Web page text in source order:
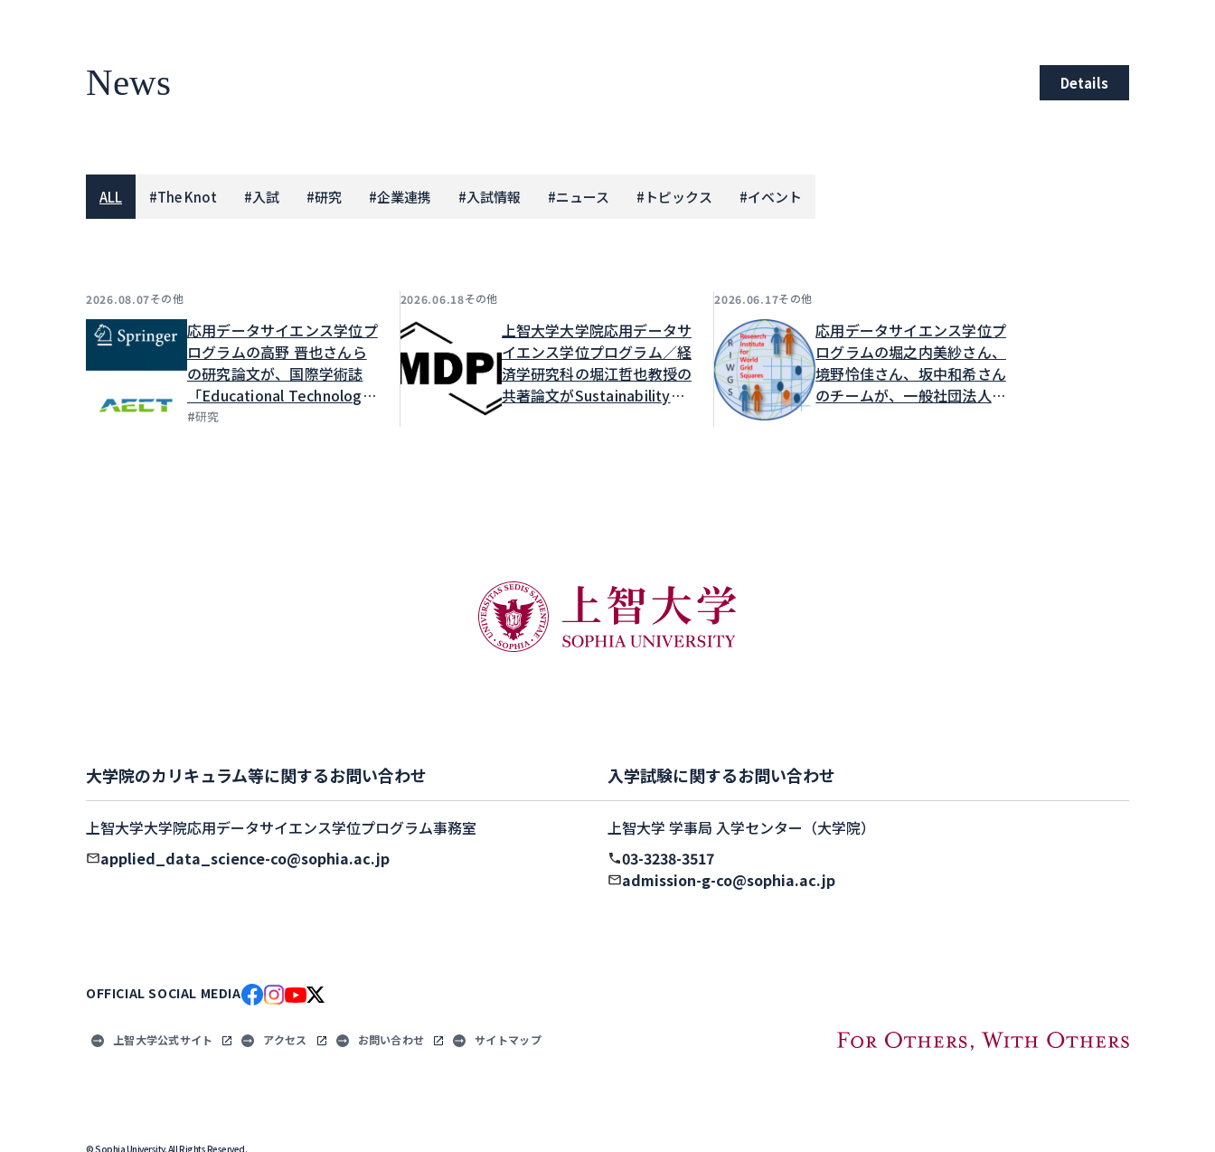
News Details
ALL #The Knot #入試 #研究 #企業連携 #入試情報 #ニュース # トピックス #イベント
2026.08.07その他
応用データサイエンス学位プ
ログラムの高野 晋也さんら
の研究論文が、国際学術誌
「Educational Technology
Research and
#研究
2026.06.18その他
上智大学大学院応用データサ
イエンス学位プログラム／経
済学研究科の堀江哲也教授の
共著論文がSustainabilityに
2026.06.17その他
応用データサイエンス学位プ
ログラムの堀之内美紗さん、
境野怜佳さん、坂中和希さん
のチームが、一般社団法人世
大学院のカリキュラム等に関するお問い合わせ
上智大学大学院応用データサイエンス学位プログラム事務室
applied_data_science-co@sophia.ac.jp
入学試験に関するお問い合わせ
上智大学 学事局 入学センター（大学院）
03-3238-3517
admission-g-co@sophia.ac.jp
OFFICIAL SOCIAL MEDIA
上智大学公式サイト アクセス お問い合わせ サイトマップ
© Sophia University. All Rights Reserved.